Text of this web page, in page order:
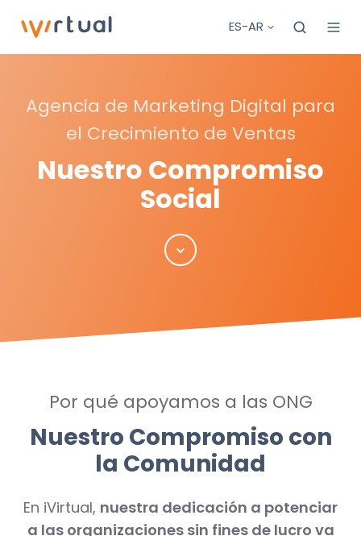
ES-AR
Agencia de Marketing Digital para
el Crecimiento de Ventas
Nuestro Compromiso
Social
Scroll
Por qué apoyamos a las ONG
Nuestro Compromiso con
la Comunidad
En iVirtual, nuestra dedicación a potenciar
a las organizaciones sin fines de lucro va